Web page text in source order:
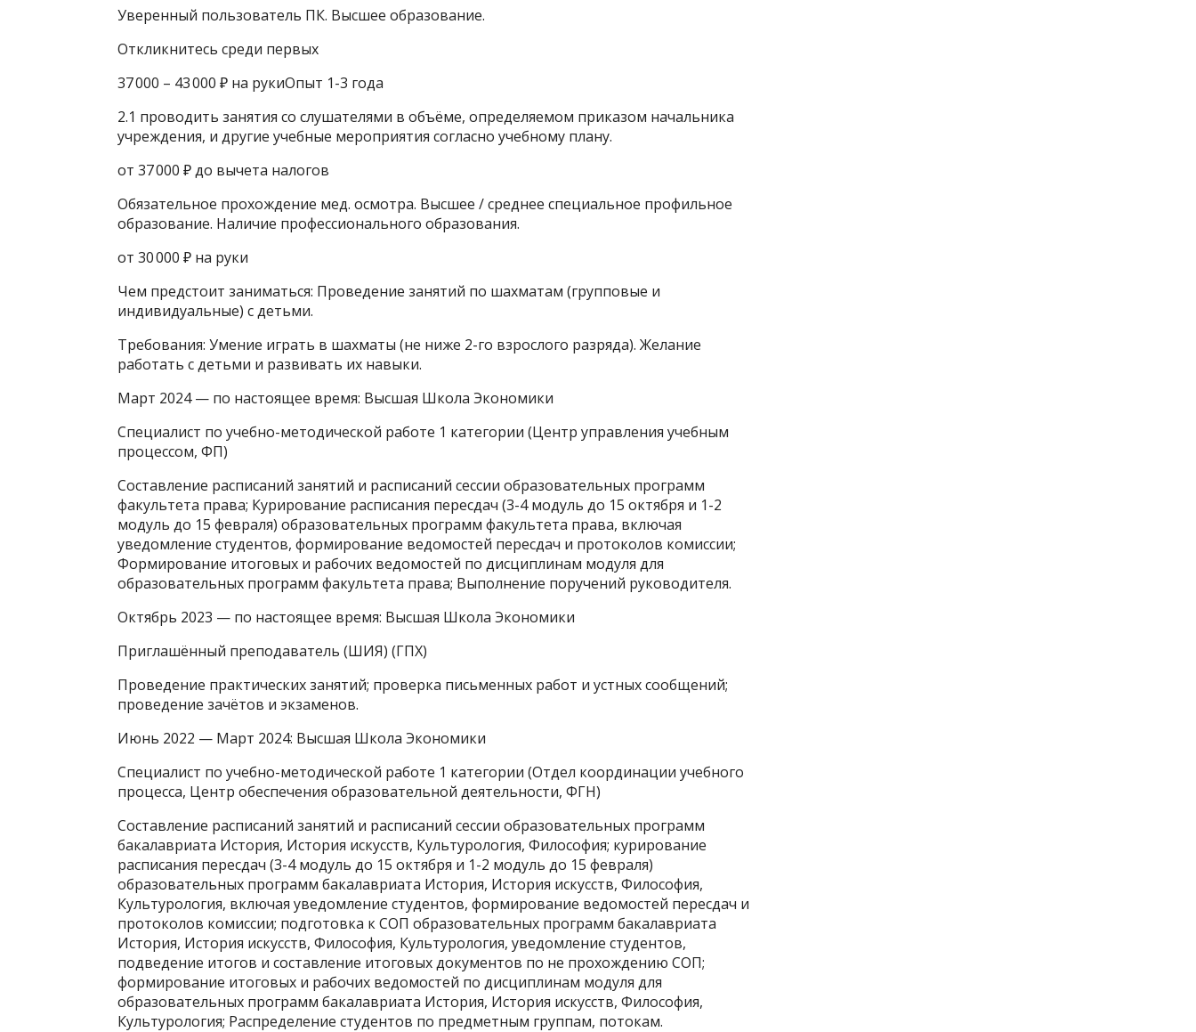
Уверенный пользователь ПК. Высшее образование.
Откликнитесь среди первых
37 000 – 43 000 ₽ на рукиОпыт 1-3 года
2.1 проводить занятия со слушателями в объёме, определяемом приказом начальника
учреждения, и другие учебные мероприятия согласно учебному плану.
от 37 000 ₽ до вычета налогов
Обязательное прохождение мед. осмотра. Высшее / среднее специальное профильное
образование. Наличие профессионального образования.
от 30 000 ₽ на руки
Чем предстоит заниматься: Проведение занятий по шахматам (групповые и
индивидуальные) с детьми.
Требования: Умение играть в шахматы (не ниже 2-го взрослого разряда). Желание
работать с детьми и развивать их навыки.
Март 2024 — по настоящее время: Высшая Школа Экономики
Специалист по учебно-методической работе 1 категории (Центр управления учебным
процессом, ФП)
Составление расписаний занятий и расписаний сессии образовательных программ
факультета права; Курирование расписания пересдач (3-4 модуль до 15 октября и 1-2
модуль до 15 февраля) образовательных программ факультета права, включая
уведомление студентов, формирование ведомостей пересдач и протоколов комиссии;
Формирование итоговых и рабочих ведомостей по дисциплинам модуля для
образовательных программ факультета права; Выполнение поручений руководителя.
Октябрь 2023 — по настоящее время: Высшая Школа Экономики
Приглашённый преподаватель (ШИЯ) (ГПХ)
Проведение практических занятий; проверка письменных работ и устных сообщений;
проведение зачётов и экзаменов.
Июнь 2022 — Март 2024: Высшая Школа Экономики
Специалист по учебно-методической работе 1 категории (Отдел координации учебного
процесса, Центр обеспечения образовательной деятельности, ФГН)
Составление расписаний занятий и расписаний сессии образовательных программ
бакалавриата История, История искусств, Культурология, Философия; курирование
расписания пересдач (3-4 модуль до 15 октября и 1-2 модуль до 15 февраля)
образовательных программ бакалавриата История, История искусств, Философия,
Культурология, включая уведомление студентов, формирование ведомостей пересдач и
протоколов комиссии; подготовка к СОП образовательных программ бакалавриата
История, История искусств, Философия, Культурология, уведомление студентов,
подведение итогов и составление итоговых документов по не прохождению СОП;
формирование итоговых и рабочих ведомостей по дисциплинам модуля для
образовательных программ бакалавриата История, История искусств, Философия,
Культурология; Распределение студентов по предметным группам, потокам.